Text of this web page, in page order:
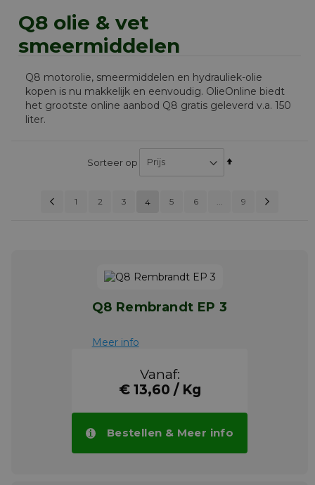
Q8 olie & vet
smeermiddelen
Q8 motorolie, smeermiddelen en hydrauliek-olie
kopen is nu makkelijk en eenvoudig. OlieOnline biedt
het grootste online aanbod Q8 gratis geleverd v.a. 150
liter.
Sorteer op
Van
laag
PAGINAPagina
Vorige Pagina
1 2 Pagina
3 U lees momenteel
4 5 6 ... 9
Q8 Rembrandt EP 3
Meer info
Vanaf:
€ 13,60 / Kg
Bestellen & Meer info